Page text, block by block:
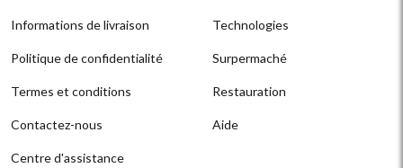
Informations de livraison
Politique de confidentialité
Termes et conditions
Contactez-nous
Centre d'assistance
Technologies
Surpermaché
Restauration
Aide